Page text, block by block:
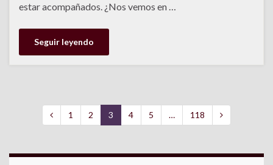
estar acompañados. ¿Nos vemos en …
Seguir leyendo
1 2 3 4 5 … 118